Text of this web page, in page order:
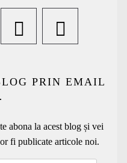
PRIN EMAIL
abona la acest blog și vei
fi publicate articole noi.